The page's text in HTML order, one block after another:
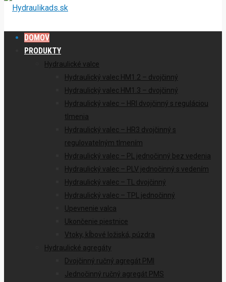
DOMOV
PRODUKTY
Hydraulické valce
Hydraulický valec HM1.2 – dvojčinný
Hydraulický valec HM1.3 – dvojčinný
Hydraulický valec – HRI dvojčinný s reguláciou
tlmenia
Hydraulický valec – HR3 dvojčinný s
regulovatelným tlmením
Hydraulický valec – PL jednočinný bez vedenia
Hydraulický valec – PLV jednočinný s vedením
Hydraulický valec – TL dvojčinný
Hydraulický valec – TPL jednočinný
Upevnenie valca
Ukončenie piestnice
Vtoky, kĺbové ložiská, púzdra
Hydraulické agregáty
Dvojčinný ručný agregát PMI
Jednočinný ručný agregát PMS